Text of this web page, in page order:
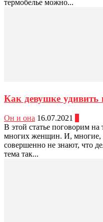
термобелье можно...
Как девушке удивить
Он и она 16.07.2021
В этой статье поговорим на
многих женщин. И, многие,
совершенно не знают, что
тема так...